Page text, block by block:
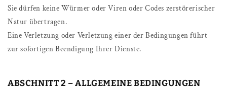
Sie dürfen keine Würmer oder Viren oder Codes zerstörerischer
Natur übertragen.
Eine Verletzung oder Verletzung einer der Bedingungen führt
zur sofortigen Beendigung Ihrer Dienste.
ABSCHNITT 2 – ALLGEMEINE BEDINGUNGEN